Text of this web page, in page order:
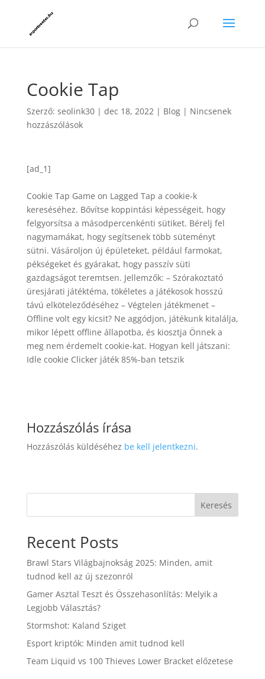
Cookie Tap
Szerző: seolink30| dec 18, 2022| Blog| Nincsenek
hozzászólások
[ad_1]
Cookie Tap Game on Lagged Tap a cookie-k
kereséséhez. Bővítse koppintási képességeit, hogy
felgyorsítsa a másodpercenkénti sütiket. Bérelj fel
nagymamákat, hogy segítsenek több süteményt
sütni. Vásároljon új épületeket, például farmokat,
pékségeket és gyárakat, hogy passzív süti
gazdagságot teremtsen. Jellemzők: – Szórakoztató
üresjárati játéktéma, tökéletes a játékosok hosszú
távú elköteleződéséhez – Végtelen játékmenet –
Offline volt egy kicsit? Ne aggódjon, játékunk kitalálja,
mikor lépett offline állapotba, és kiosztja Önnek a
meg nem érdemelt cookie-kat. Hogyan kell játszani:
Idle cookie Clicker játék 85%-ban tetszik
Hozzászólás írása
Hozzászólás küldéséhez be kell jelentkezni.
Keresés
Recent Posts
Brawl Stars Világbajnokság 2025: Minden, amit
tudnod kell az új szezonról
Gamer Asztal Teszt és Összehasonlítás: Melyik a
Legjobb Választás?
Stormshot: Kaland Sziget
Esport kriptók: Minden amit tudnod kell
Team Liquid vs 100 Thieves Lower Bracket előzetese